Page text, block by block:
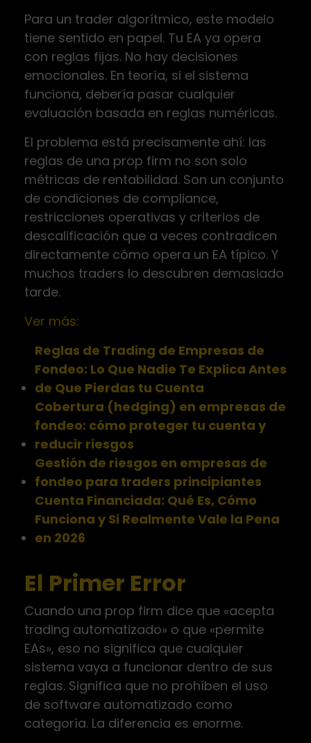
Para un trader algorítmico, este modelo
tiene sentido en papel. Tu EA ya opera
con reglas fijas. No hay decisiones
emocionales. En teoría, si el sistema
funciona, debería pasar cualquier
evaluación basada en reglas numéricas.
El problema está precisamente ahí: las
reglas de una prop firm no son solo
métricas de rentabilidad. Son un conjunto
de condiciones de compliance,
restricciones operativas y criterios de
descalificación que a veces contradicen
directamente cómo opera un EA típico. Y
muchos traders lo descubren demasiado
tarde.
Ver más:
Reglas de Trading de Empresas de
Fondeo: Lo Que Nadie Te Explica Antes
de Que Pierdas tu Cuenta
Cobertura (hedging) en empresas de
fondeo: cómo proteger tu cuenta y
reducir riesgos
Gestión de riesgos en empresas de
fondeo para traders principiantes
Cuenta Financiada: Qué Es, Cómo
Funciona y Si Realmente Vale la Pena
en 2026
El Primer Error
Cuando una prop firm dice que «acepta
trading automatizado» o que «permite
EAs», eso no significa que cualquier
sistema vaya a funcionar dentro de sus
reglas. Significa que no prohíben el uso
de software automatizado como
categoría. La diferencia es enorme.